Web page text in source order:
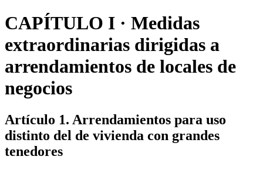
CAPÍTULO I · Medidas
extraordinarias dirigidas a
arrendamientos de locales de
negocios
Artículo 1. Arrendamientos para uso
distinto del de vivienda con grandes
tenedores